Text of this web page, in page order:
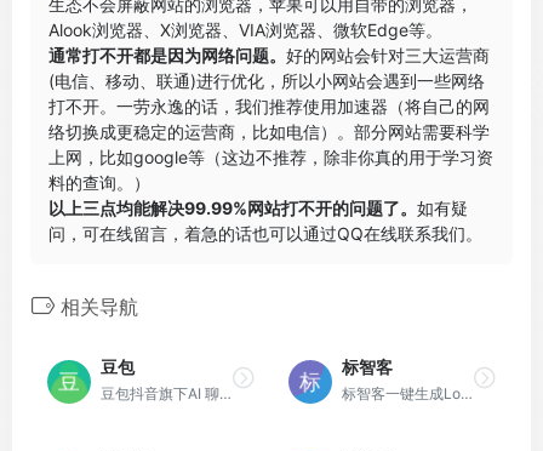
生态不会屏蔽网站的浏览器，苹果可以用自带的浏览器，
Alook浏览器
X浏览器 VIA浏览器 微软Edge等。
通常打不开都是因为网络问题。 好的网站会针对三大运营商
(电信、移动、联通)进行优化，所以小网站会遇到一些网络
打不开。一劳永逸的话，我们推荐使用加速器（将自己的网
络切换成更稳定的运营商，比如电信）。部分网站需要科学
上网，比如google等（这边不推荐，除非你真的用于学习资
料的查询。）
以上三点均能解决99.99%网站打不开的问题了。 如有疑
问，可在线留言，着急的话也可以通过QQ在线联系我们。
相关导航
豆包
豆包抖音旗下AI 聊天智能对话问答助手
标智客
标智客一键生成Logo和VI视觉形象识别系统